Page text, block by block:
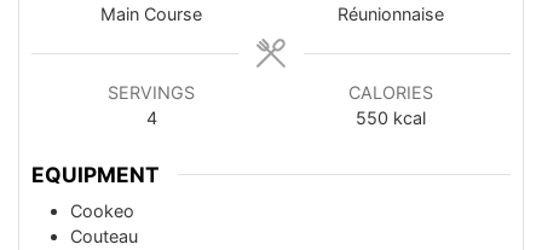
Main Course
Réunionnaise
SERVINGS
4
CALORIES
550 kcal
EQUIPMENT
Cookeo
Couteau